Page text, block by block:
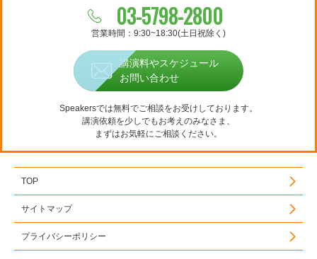
03-5798-2800
営業時間：9:30~18:30(土日祝除く)
講演料やスケジュール
お問い合わせ
Speakersでは無料でご相談をお受けしております。
講演依頼を少しでもお考えのみなさま、
まずはお気軽にご相談ください。
TOP
サイトマップ
プライバシーポリシー